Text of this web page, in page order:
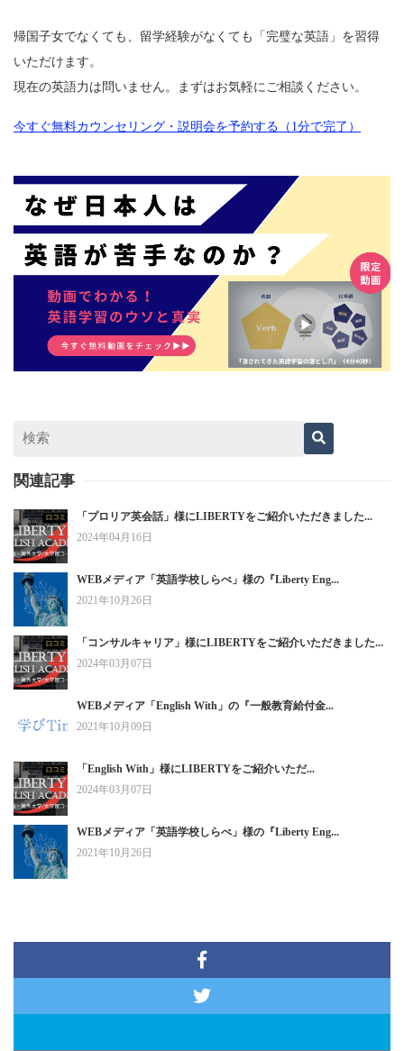
帰国子女でなくても、留学経験がなくても「完璧な英語」を習得
いただけます。
現在の英語力は問いません。まずはお気軽にご相談ください。
今すぐ無料カウンセリング・説明会を予約する（1分で完了）
関連記事
「プロリア英会話」様にLIBERTYをご紹介いただきました...
2024年04月16日
WEBメディア「英語学校しらべ」様の『Liberty Eng...
2021年10月26日
「コンサルキャリア」様にLIBERTYをご紹介いただきました...
2024年03月07日
WEBメディア「English With」の『一般教育給付金...
2021年10月09日
「English With」様にLIBERTYをご紹介いただ...
2024年03月07日
WEBメディア「英語学校しらべ」様の『Liberty Eng...
2021年10月26日